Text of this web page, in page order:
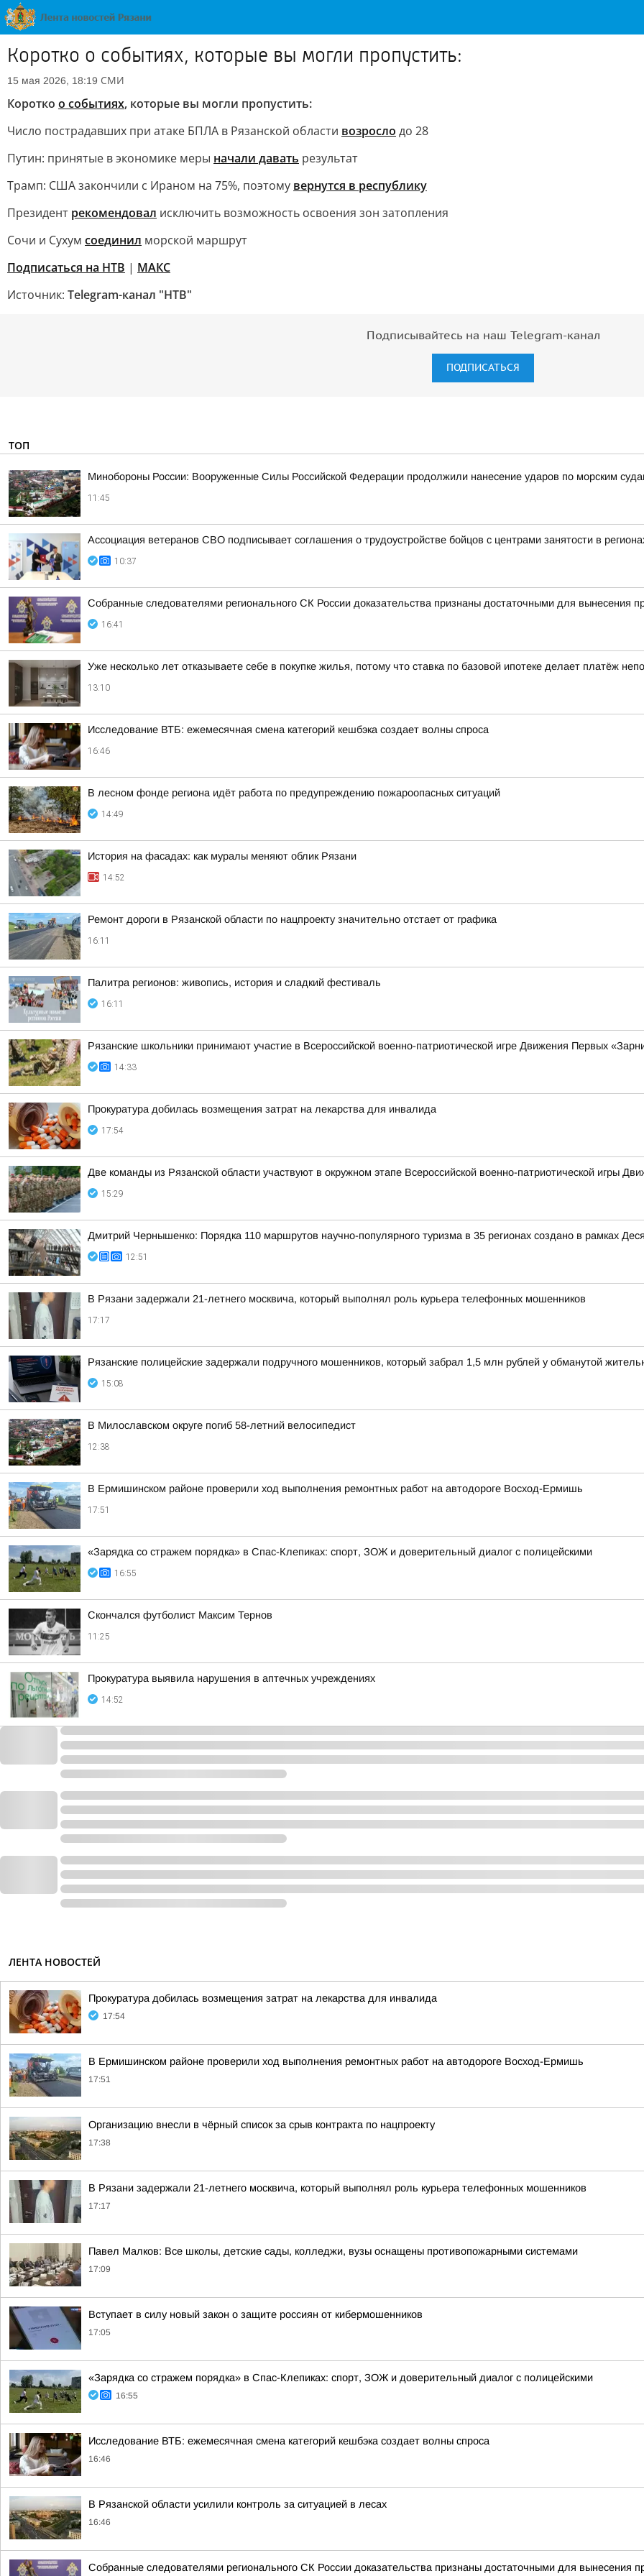
Коротко о событиях, которые вы могли пропустить:
15 мая 2026, 18:19 СМИ
Коротко о событиях, которые вы могли пропустить:
Число пострадавших при атаке БПЛА в Рязанской области возросло до 28
Путин: принятые в экономике меры начали давать результат
Трамп: США закончили с Ираном на 75%, поэтому вернутся в республику
Президент рекомендовал исключить возможность освоения зон затопления
Сочи и Сухум соединил морской маршрут
Подписаться на НТВ | МАКС
Источник: Telegram-канал "НТВ"
Подписывайтесь на наш Telegram-канал
ПОДПИСАТЬСЯ
ТОП
Минобороны России: Вооруженные Силы Российской Федерации продолжили нанесение ударов по морским
11:45
Ассоциация ветеранов СВО подписывает соглашения о трудоустройстве бойцов с центрами занятости в
10:37
Собранные следователями регионального СК России доказательства признаны достаточными для вынесения
16:41
Уже несколько лет отказываете себе в покупке жилья, потому что ставка по базовой ипотеке делает платёж
13:10
Исследование ВТБ: ежемесячная смена категорий кешбэка создает волны спроса
16:46
В лесном фонде региона идёт работа по предупреждению пожароопасных ситуаций
14:49
История на фасадах: как муралы меняют облик Рязани
14:52
Ремонт дороги в Рязанской области по нацпроекту значительно отстает от графика
16:11
Палитра регионов: живопись, история и сладкий фестиваль
16:11
Рязанские школьники принимают участие в Всероссийской военно-патриотической игре Движения Первых
14:33
Прокуратура добилась возмещения затрат на лекарства для инвалида
17:54
Две команды из Рязанской области участвуют в окружном этапе Всероссийской военно-патриотической игры
15:29
Дмитрий Чернышенко: Порядка 110 маршрутов научно-популярного туризма в 35 регионах создано в рамках
12:51
В Рязани задержали 21-летнего москвича, который выполнял роль курьера телефонных мошенников
17:17
Рязанские полицейские задержали подручного мошенников, который забрал 1,5 млн рублей у обманутой
15:08
В Милославском округе погиб 58-летний велосипедист
12:38
В Ермишинском районе проверили ход выполнения ремонтных работ на автодороге Восход-Ермишь
17:51
«Зарядка со стражем порядка» в Спас-Клепиках: спорт, ЗОЖ и доверительный диалог с полицейскими
16:55
Скончался футболист Максим Тернов
11:25
Прокуратура выявила нарушения в аптечных учреждениях
14:52
ЛЕНТА НОВОСТЕЙ
Прокуратура добилась возмещения затрат на лекарства для инвалида
17:54
В Ермишинском районе проверили ход выполнения ремонтных работ на автодороге Восход-Ермишь
17:51
Организацию внесли в чёрный список за срыв контракта по нацпроекту
17:38
В Рязани задержали 21-летнего москвича, который выполнял роль курьера телефонных мошенников
17:17
Павел Малков: Все школы, детские сады, колледжи, вузы оснащены противопожарными системами
17:09
Вступает в силу новый закон о защите россиян от кибермошенников
17:05
«Зарядка со стражем порядка» в Спас-Клепиках: спорт, ЗОЖ и доверительный диалог с полицейскими
16:55
Исследование ВТБ: ежемесячная смена категорий кешбэка создает волны спроса
16:46
В Рязанской области усилили контроль за ситуацией в лесах
16:46
Собранные следователями регионального СК России доказательства признаны достаточными для вынесения